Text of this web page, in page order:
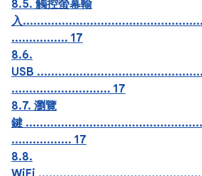
8.5. 觸控螢幕輸
入
................ 17
8.6.
USB
............................ 17
8.7. 瀏覽
鍵
................. 17
8.8.